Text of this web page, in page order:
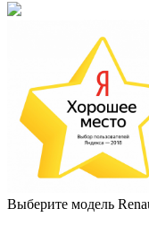
Выберите модель